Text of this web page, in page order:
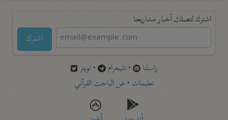
اشترك لتصلك أخبار مشاريعنا
اشترك
راسلنا •تليجرام •تويتر
تعليمات •عن الباحث القرآني